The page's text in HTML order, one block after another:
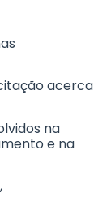
acerca
na
e na